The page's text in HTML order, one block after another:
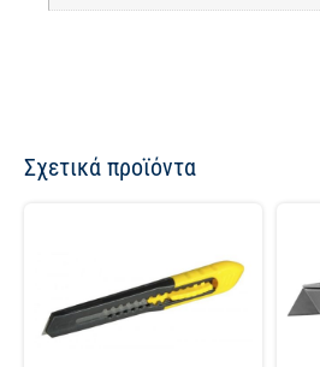
Σχετικά προϊόντα